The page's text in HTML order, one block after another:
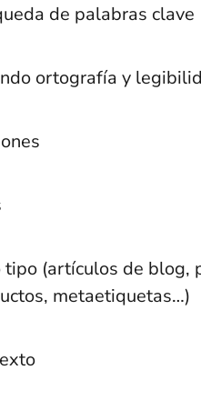
de palabras clave
ortografía y
(artículos de blog,
metaetiquetas…)